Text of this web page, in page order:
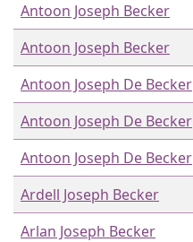
Antoon Joseph Becker
Antoon Joseph Becker
Antoon Joseph De Becker
Antoon Joseph De Becker
Antoon Joseph De Becker
Ardell Joseph Becker
Arlan Joseph Becker